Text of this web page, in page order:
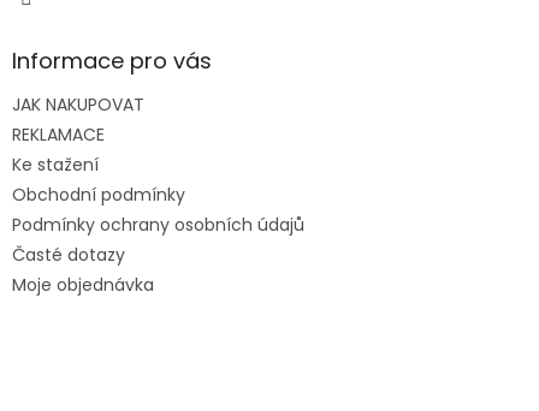
Informace pro vás
JAK NAKUPOVAT
REKLAMACE
Ke stažení
Obchodní podmínky
Podmínky ochrany osobních údajů
Časté dotazy
Moje objednávka